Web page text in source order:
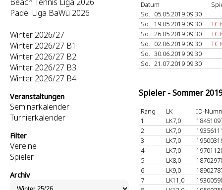
Padel Liga BaWü 2026
Winter 2026/27
Winter 2026/27 B1
Winter 2026/27 B2
Winter 2026/27 B3
Winter 2026/27 B4
Veranstaltungen
Seminarkalender
Turnierkalender
Filter
Vereine
Spieler
Archiv
Datum
So. 05.05.2019 09:30
So. 19.05.2019 09:30
TC
So. 26.05.2019 09:30
TC
So. 02.06.2019 09:30
TC
So. 30.06.2019 09:30
So. 21.07.2019 09:30
Spieler - Sommer
Rang LK
ID-
1
LK7,0
2
LK7,0
3
LK7,0
4
LK7,0
5
LK8,0
6
LK9,0
7
LK11,0